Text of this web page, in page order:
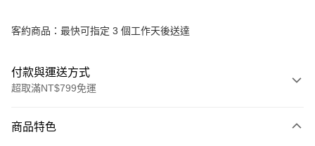
客約商品：最快可指定 3 個工作天後送達
付款與運送方式
超取滿NT$799免運
信用卡一次付款
商品特色